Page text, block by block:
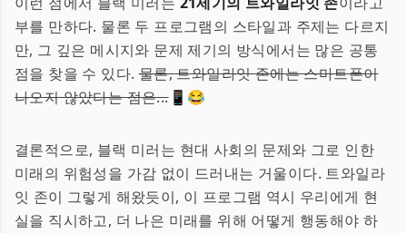
부를 만하다. 물론 두 프로그램의 스타일과 주제는 다르지
만, 그 깊은 메시지와 문제 제기의 방식에서는 많은 공통
점을 찾을 수 있다.물론, 트와일라잇 존에는 스마트폰이
나오지 않았다는 점은...📱😂
결론적으로, 블랙 미러는 현대 사회의 문제와 그로 인한
미래의 위험성을 가감 없이 드러내는 거울이다. 트와일라
잇 존이 그렇게 해왔듯이, 이 프로그램 역시 우리에게 현
실을 직시하고, 더 나은 미래를 위해 어떻게 행동해야 하